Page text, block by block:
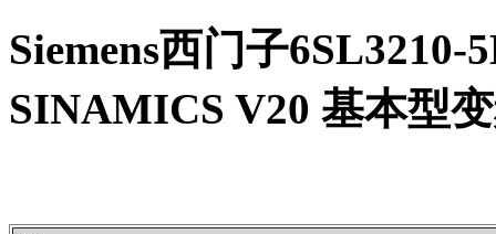
Siemens西门子6SL3210-
SINAMICS V20 基本型